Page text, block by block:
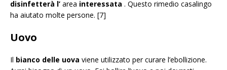
disinfetterà l’ area interessata . Questo rimedio casalingo
ha aiutato molte persone. [7]
Uovo
Il bianco delle uova viene utilizzato per curare l’ebollizione.